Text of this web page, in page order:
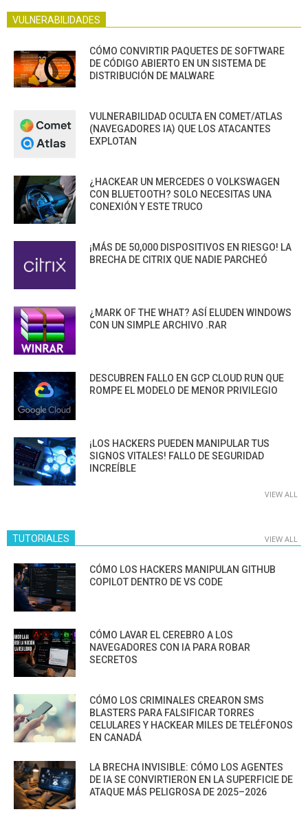
VULNERABILIDADES
CÓMO CONVIRTIR PAQUETES DE SOFTWARE
DE CÓDIGO ABIERTO EN UN SISTEMA DE
DISTRIBUCIÓN DE MALWARE
VULNERABILIDAD OCULTA EN COMET/ATLAS
(NAVEGADORES IA) QUE LOS ATACANTES
EXPLOTAN
¿HACKEAR UN MERCEDES O VOLKSWAGEN
CON BLUETOOTH? SOLO NECESITAS UNA
CONEXIÓN Y ESTE TRUCO
¡MÁS DE 50,000 DISPOSITIVOS EN RIESGO! LA
BRECHA DE CITRIX QUE NADIE PARCHEÓ
¿MARK OF THE WHAT? ASÍ ELUDEN WINDOWS
CON UN SIMPLE ARCHIVO .RAR
DESCUBREN FALLO EN GCP CLOUD RUN QUE
ROMPE EL MODELO DE MENOR PRIVILEGIO
¡LOS HACKERS PUEDEN MANIPULAR TUS
SIGNOS VITALES! FALLO DE SEGURIDAD
INCREÍBLE
VIEW ALL
TUTORIALES VIEW ALL
CÓMO LOS HACKERS MANIPULAN GITHUB
COPILOT DENTRO DE VS CODE
CÓMO LAVAR EL CEREBRO A LOS
NAVEGADORES CON IA PARA ROBAR
SECRETOS
CÓMO LOS CRIMINALES CREARON SMS
BLASTERS PARA FALSIFICAR TORRES
CELULARES Y HACKEAR MILES DE TELÉFONOS
EN CANADÁ
LA BRECHA INVISIBLE: CÓMO LOS AGENTES
DE IA SE CONVIRTIERON EN LA SUPERFICIE DE
ATAQUE MÁS PELIGROSA DE 2025–2026